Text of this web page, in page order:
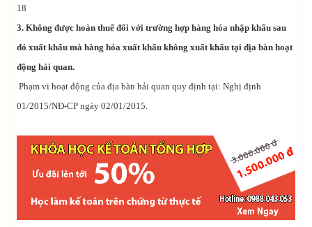
18
3. Không được hoàn thuế đối với trường hợp hàng hóa nhập khẩu sau
đó xuất khẩu mà hàng hóa xuất khẩu không xuất khẩu tại địa bàn hoạt
động hải quan.
Phạm vi hoạt động của địa bàn hải quan quy định tại: Nghị định
01/2015/NĐ-CP ngày 02/01/2015.